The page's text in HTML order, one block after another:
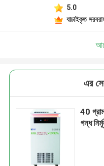
5.0
যাচাইকৃত
এর
40
গন্ধ